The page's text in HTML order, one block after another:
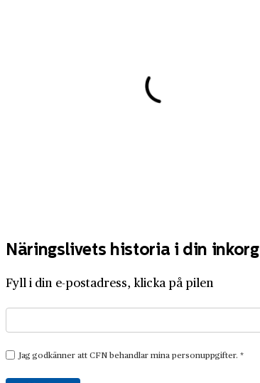
Näringslivets historia i din inkorg
Fyll i din e-postadress, klicka på pilen